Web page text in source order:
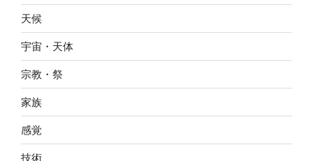
天候
宇宙・天体
宗教・祭
家族
感覚
技術